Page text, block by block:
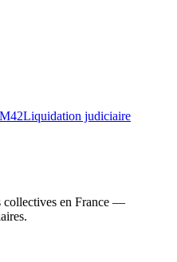
Liquidation judiciaire
collectives en France —